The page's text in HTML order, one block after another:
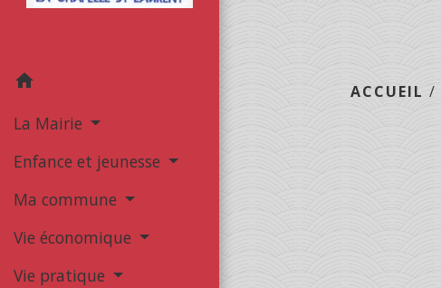
home
La Mairie
Enfance et jeunesse
Ma commune
Vie économique
Vie pratique
ACCUEIL /